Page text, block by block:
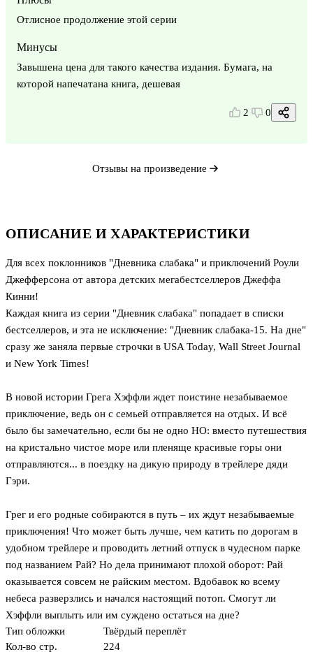
ОПИСАНИЕ И ХАРАКТЕРИСТИКИ
Для всех поклонников "Дневника слабака" и приключений Роули
Джефферсона от автора детских мегабестселлеров Джеффа
Кинни!
Каждая книга из серии "Дневник слабака" попадает в списки
бестселлеров, и эта не исключение: "Дневник слабака-15. На дне"
сразу же заняла первые строчки в USA Today, Wall Street Journal
и New York Times!
В новой истории Грега Хэффли ждет поистине незабываемое
приключение, ведь он с семьей отправляется на отдых. И всё
было бы замечательно, если бы не одно НО: вместо путешествия
на кристально чистое море или пленяще красивые горы они
отправляются... в поездку на дикую природу в трейлере дяди
Гэри.
Грег и его родные собираются в путь – их ждут незабываемые
приключения! Что может быть лучше, чем катить по дорогам в
удобном трейлере и проводить летний отпуск в чудесном парке
под названием Рай? Но дела принимают плохой оборот: Рай
оказывается совсем не райским местом. Вдобавок ко всему
небеса разверзлись и начался настоящий потоп. Смогут ли
Хэффли выплыть или им суждено остаться на дне?
Тип обложки
Твёрдый переплёт
Кол-во стр.
224
Отлисное продолжение этой серии
Минусы
Завышена цена для такого качества издания. Бумага, на
которой напечатана книга, дешевая
2 0
Отзывы на произведение